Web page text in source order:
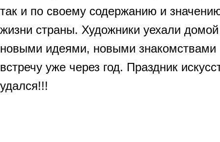
так и по своему содержанию и
жизни страны. Художники уехали
новыми идеями, новыми
встречу уже через год. Праздник
удался!!!